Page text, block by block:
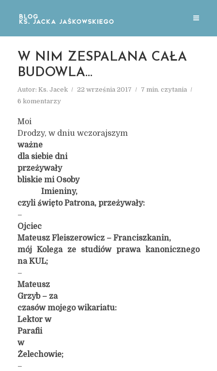
W NIM ZESPALANA CAŁA
BUDOWLA…
Autor: Ks. Jacek 22 września 2017
7 min. czytania
6 komentarzy
Moi
Drodzy, w dniu wczorajszym
ważne
dla siebie dni
przeżywały
bliskie mi Osoby
Imieniny,
czyli święto Patrona, przeżywały:
–
Ojciec
Mateusz Fleiszerowicz – Franciszkanin,
mój Kolega ze studiów prawa kanonicznego
na KUL;
–
Mateusz
Grzyb – za
czasów mojego wikariatu:
Lektor w
Parafii
w
Żelechowie;
–